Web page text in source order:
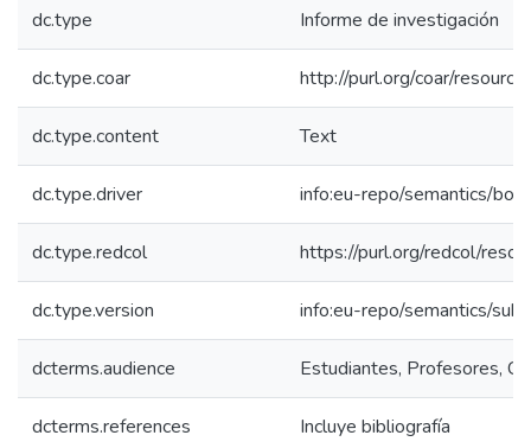
dc.type Informe de investigación
dc.type.coar http://purl.org/coar/
dc.type.content Text
dc.type.driver info:eu-repo/semantics/
dc.type.redcol https://purl.org/redcol/
dc.type.version info:eu-repo/semantics/
dcterms.audience Estudiantes, Profesores,
dcterms.references Incluye bibliografía